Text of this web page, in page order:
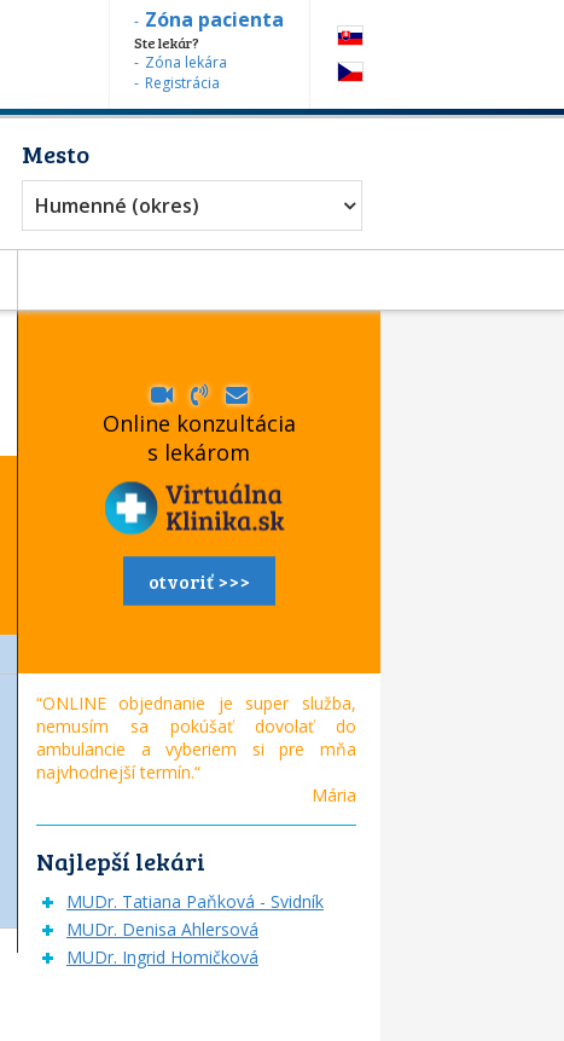
Zóna pacienta
Ste lekár?
Zóna lekára
Registrácia
Mesto
Humenné (okres)
Online konzultácia
s lekárom
otvoriť >>>
“ONLINE objednanie je super služba,
nemusím sa pokúšať dovolať do
ambulancie a vyberiem si pre mňa
najvhodnejší termín.“
Mária
Najlepší lekári
MUDr. Tatiana Paňková - Svidník
MUDr. Denisa Ahlersová
MUDr. Ingrid Homičková